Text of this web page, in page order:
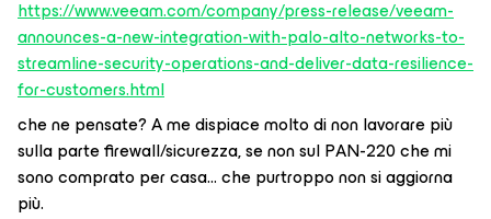
https://www.veeam.com/company/press-release/veeam-
announces-a-new-integration-with-palo-alto-networks-to-
streamline-security-operations-and-deliver-data-resilience-
for-customers.html
che ne pensate? A me dispiace molto di non lavorare più
sulla parte firewall/sicurezza, se non sul PAN-220 che mi
sono comprato per casa… che purtroppo non si aggiorna
più.